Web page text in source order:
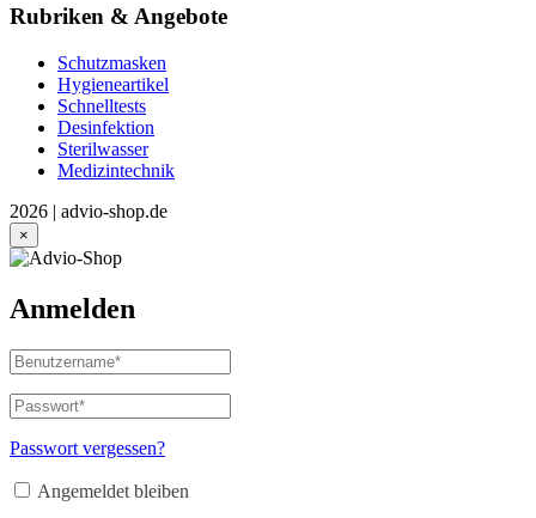
Rubriken & Angebote
Schutzmasken
Hygieneartikel
Schnelltests
Desinfektion
Sterilwasser
Medizintechnik
2026 | advio-shop.de
×
Anmelden
Benutzername
oder
E-
Mail-
Adresse*
Passwort*
Erforderlich
Passwort vergessen?
Angemeldet bleiben